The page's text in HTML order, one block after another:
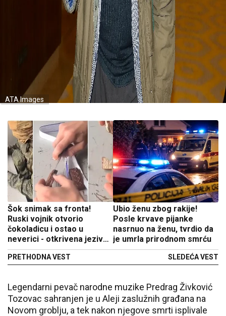
ATA Images
Šok snimak sa fronta!
Ruski vojnik otvorio
čokoladicu i ostao u
neverici - otkrivena jeziva
taktika Ukrajinaca! (VIDEO)
PRETHODNA VEST
Ubio ženu zbog rakije!
Posle krvave pijanke
nasrnuo na ženu, tvrdio da
je umrla prirodnom smrću
SLEDEĆA VEST
Legendarni pevač narodne muzike Predrag Živković
Tozovac sahranjen je u Aleji zaslužnih građana na
Novom groblju, a tek nakon njegove smrti isplivale